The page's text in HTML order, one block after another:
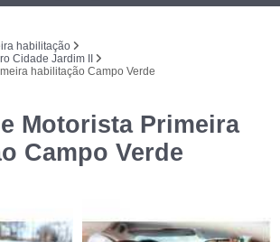
habilitação
Cidade Jardim II
habilitação Campo Verde
Motorista Primeira
Campo Verde